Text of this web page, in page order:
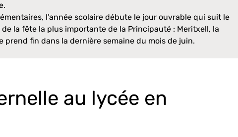
l’année scolaire débute le jour ouvrable qui suit le
la fête la plus importante de la Principauté : Meritxell, la
prend fin dans la dernière semaine du mois de juin.
au lycée en